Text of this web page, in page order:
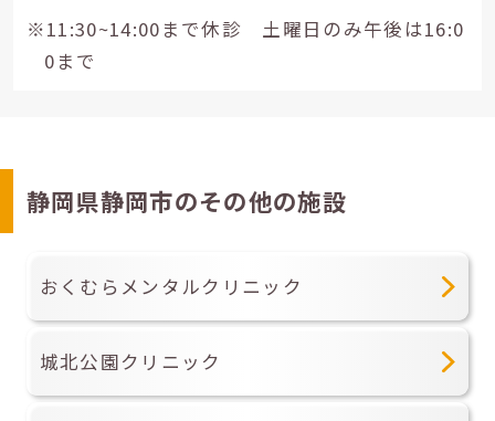
※11:30~14:00まで休診 土曜日のみ午後は16:0
0まで
静岡県静岡市のその他の施設
おくむらメンタルクリニック
城北公園クリニック